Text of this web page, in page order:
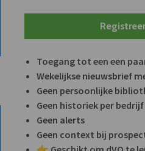
Toegang tot een een
Wekelijkse nieuwsbrief
Geen persoonlijke
Geen historiek per bedrijf
Geen alerts
Geen context bij